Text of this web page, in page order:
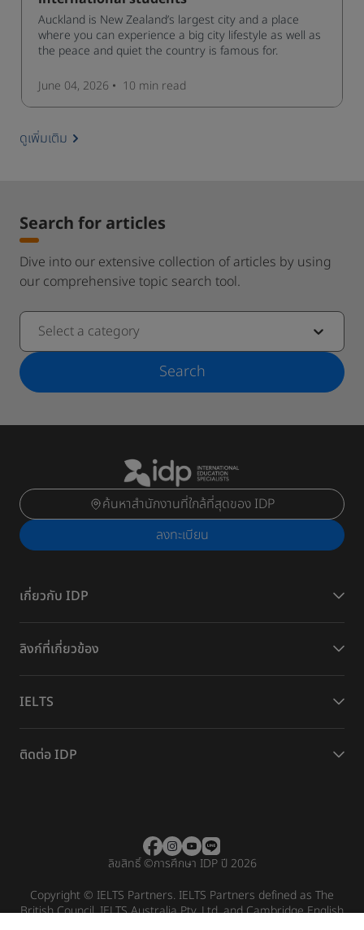
Auckland is New Zealand’s largest city and a place
where you can experience a big city lifestyle as well as
the peace and quiet the country is famous for.
June 04, 2026 10 min read
ดูเพิ่มเติม
Search for articles
Dive into our extensive collection of articles by using
our comprehensive topic search tool.
Select a category
Search
ค้นหาสำนักงานที่ใกล้ที่สุดของ IDP
ลงทะเบียน
เกี่ยวกับ IDP
ลิงก์ที่เกี่ยวข้อง
IELTS
ติดต่อ IDP
ลิขสิทธิ์©การศึกษา IDP ปี 2026
Copyright © IELTS Partners. IELTS Partners defined as The
British Council, IELTS Australia Pty. Ltd. and Cambridge English